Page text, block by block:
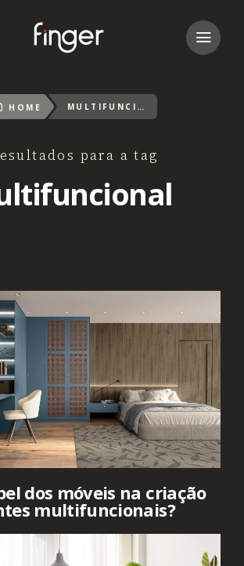
HOME MULTIFUNCIONAL
para a tag
dos móveis na criação
multifuncionais?